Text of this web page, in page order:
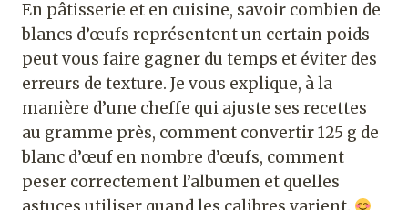
En pâtisserie et en cuisine, savoir combien de
blancs d’œufs représentent un certain poids
peut vous faire gagner du temps et éviter des
erreurs de texture. Je vous explique, à la
manière d’une cheffe qui ajuste ses recettes
au gramme près, comment convertir 125 g de
blanc d’œuf en nombre d’œufs, comment
peser correctement l’albumen et quelles